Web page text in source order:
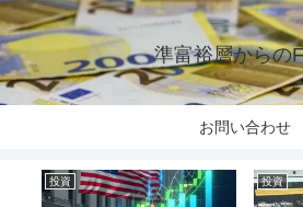
準富裕層からの
お問い合わせ
投資 投資